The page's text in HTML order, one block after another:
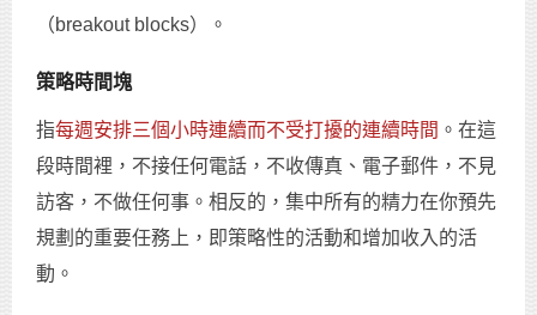
（breakout blocks）。
策略時間塊
指每週安排三個小時連續而不受打擾的連續時間 。在這
段時間裡，不接任何電話，不收傳真、電子郵件，不見
訪客，不做任何事。相反的，集中所有的精力在你預先
規劃的重要任務上，即策略性的活動和增加收入的活
動。